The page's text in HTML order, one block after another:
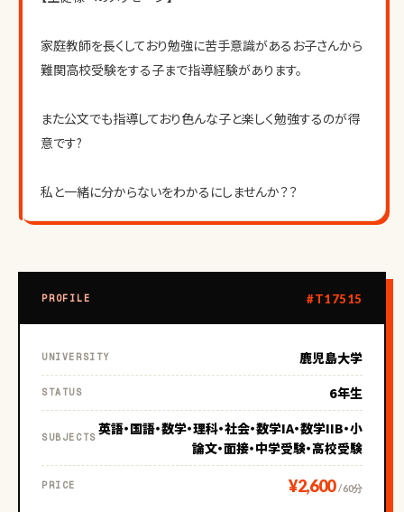
家庭教師を長くしており勉強に苦手意識があるお子さんから
難関高校受験をする子まで指導経験があります。
また公文でも指導しており色んな子と楽しく勉強するのが得
意です?
私と一緒に分からないをわかるにしませんか？？
PROFILE #T17515
UNIVERSITY 鹿児島大学
STATUS 6年生
SUBJECTS
英語・国語・数学・理科・社会・数学IA・数学IIB・小
論文・面接・中学受験・高校受験
PRICE ¥2,600 / 60分